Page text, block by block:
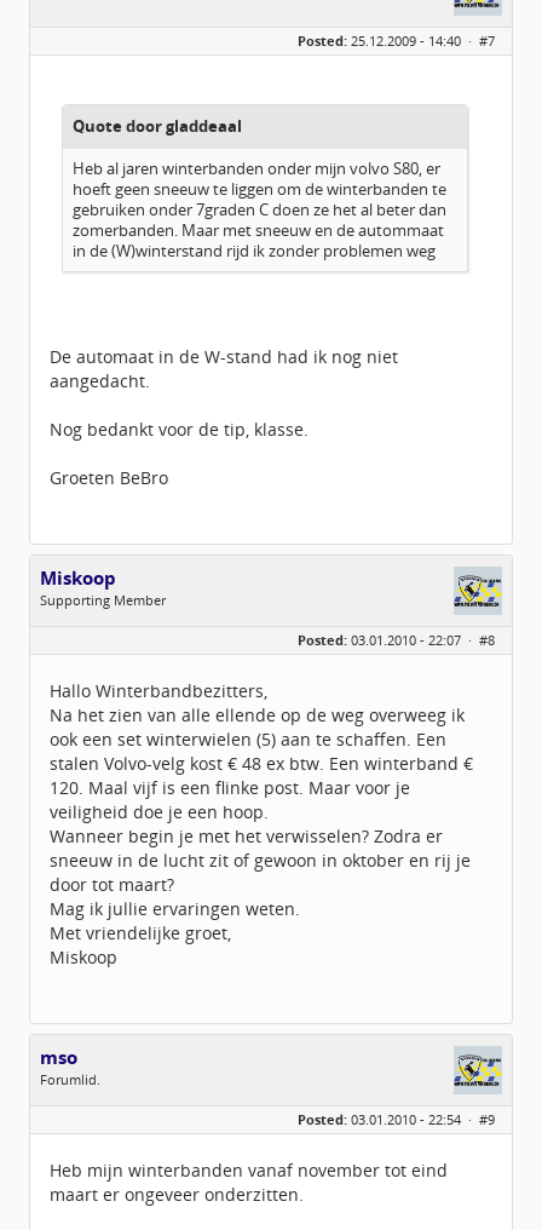
Posted: 25.12.2009 - 14:40 · #7
Quote door gladdeaal
Heb al jaren winterbanden onder mijn volvo S80, er
hoeft geen sneeuw te liggen om de winterbanden te
gebruiken onder 7graden C doen ze het al beter dan
zomerbanden. Maar met sneeuw en de autommaat
in de (W)winterstand rijd ik zonder problemen weg
De automaat in de W-stand had ik nog niet
aangedacht.
Nog bedankt voor de tip, klasse.
Groeten BeBro
Miskoop
Supporting Member
Leeftijd:
85
Geregistreerd:12 / 2009
Posted: 03.01.2010 - 22:07 · #8
Hallo Winterbandbezitters,
Na het zien van alle ellende op de weg overweeg ik
ook een set winterwielen (5) aan te schaffen. Een
stalen Volvo-velg kost € 48 ex btw. Een winterband €
120. Maal vijf is een flinke post. Maar voor je
veiligheid doe je een hoop.
Wanneer begin je met het verwisselen? Zodra er
sneeuw in de lucht zit of gewoon in oktober en rij je
door tot maart?
Mag ik jullie ervaringen weten.
Met vriendelijke groet,
Miskoop
mso
Forumlid.
Geslacht:
Berichten:
166
Posted: 03.01.2010 - 22:54 · #9
Heb mijn winterbanden vanaf november tot eind
maart er ongeveer onderzitten.